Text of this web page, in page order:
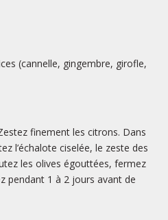
(cannelle, gingembre, girofle,
finement les citrons. Dans
l’échalote ciselée, le zeste des
les olives égouttées, fermez
pendant 1 à 2 jours avant de